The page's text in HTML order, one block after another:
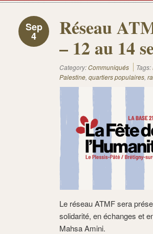
Sep
4
Réseau
– 12 au 14
Category:Communiqués Tags:
Palestine, quartiers populaires,
Le réseau ATMF sera
solidarité, en échanges et
Mahsa Amini.